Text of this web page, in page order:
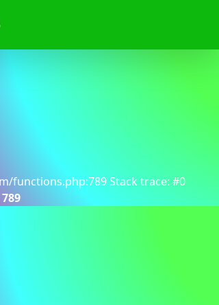
functions.php:789 Stack trace: #0
789